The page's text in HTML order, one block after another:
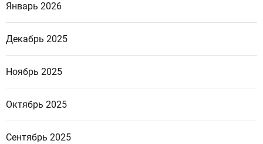
Январь 2026
Декабрь 2025
Ноябрь 2025
Октябрь 2025
Сентябрь 2025